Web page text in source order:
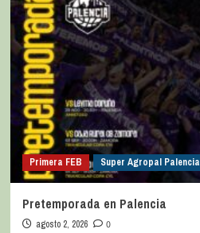
Primera FEB Super Agropal Palencia
Pretemporada en Palencia
agosto 2, 2026 0